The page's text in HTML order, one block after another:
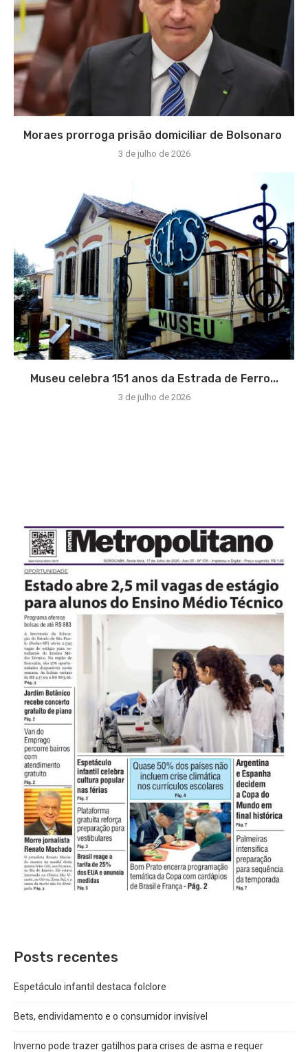
Moraes prorroga prisão domiciliar de Bolsonaro
3 de julho de 2026
Museu celebra 151 anos da Estrada de Ferro...
3 de julho de 2026
Posts recentes
Espetáculo infantil destaca folclore
Bets, endividamento e o consumidor invisível
Inverno pode trazer gatilhos para crises de asma e requer